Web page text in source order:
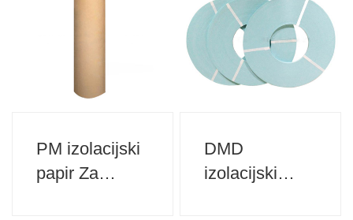
PM izolacijski
papir Za
DMD
izolacijski